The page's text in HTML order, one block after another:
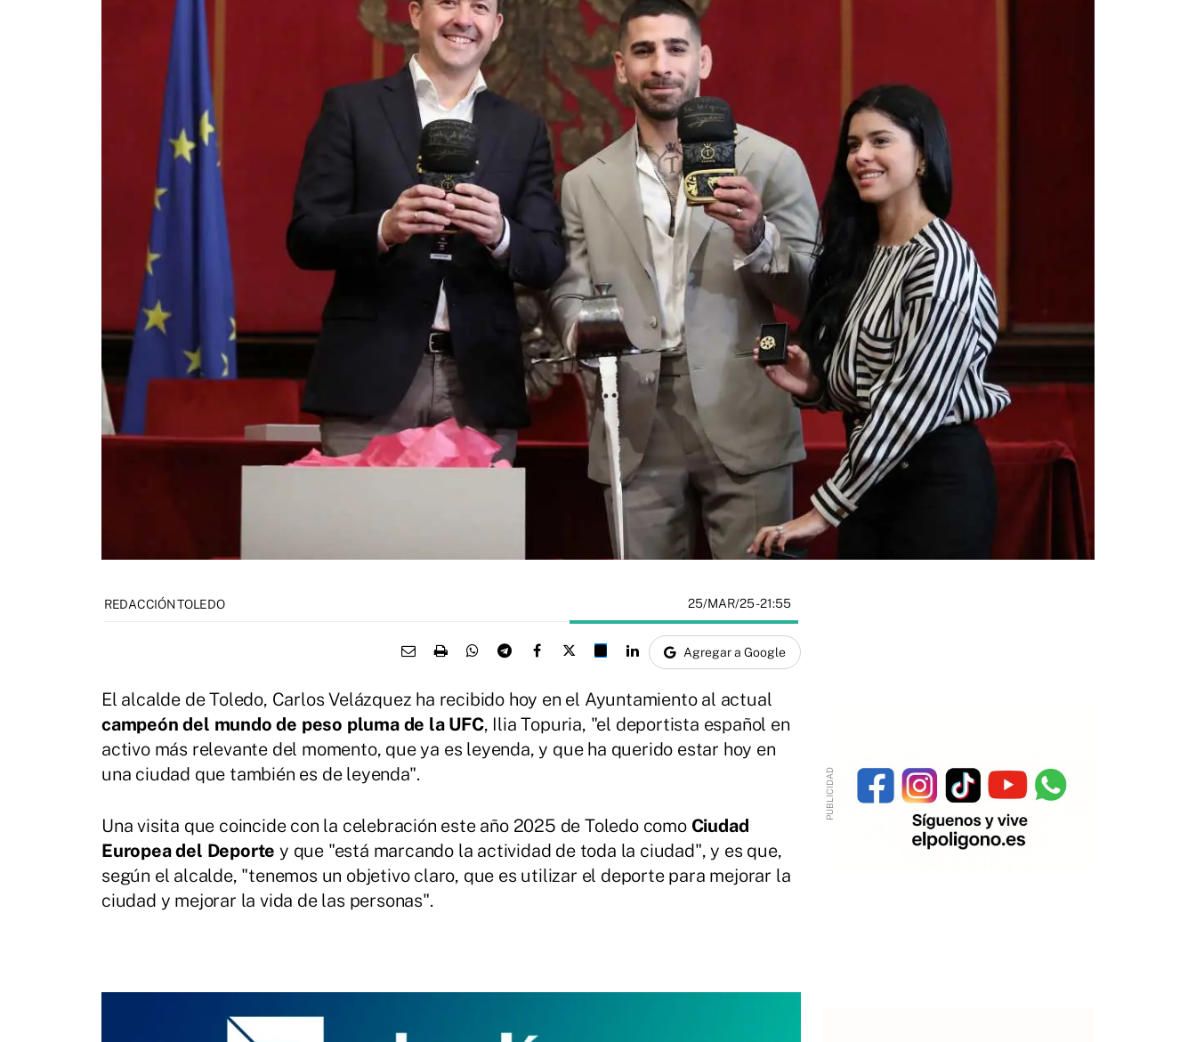
REDACCIÓN TOLEDO 25/MAR/25- 21:55
Agregar a Google
El alcalde de Toledo, Carlos Velázquez ha recibido hoy en el Ayuntamiento al actual
campeón del mundo de peso pluma de la UFC, Ilia Topuria, "el deportista español en
activo más relevante del momento, que ya es leyenda, y que ha querido estar hoy en
una ciudad que también es de leyenda".
Una visita que coincide con la celebración este año 2025 de Toledo como Ciudad
Europea del Deporte y que "está marcando la actividad de toda la ciudad", y es que,
según el alcalde, "tenemos un objetivo claro, que es utilizar el deporte para mejorar la
ciudad y mejorar la vida de las personas".